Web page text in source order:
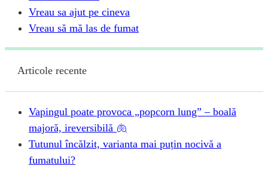
Vreau sa ajut pe cineva
Vreau să mă las de fumat
Articole recente
Vapingul poate provoca „popcorn lung” – boală
majoră, ireversibilă 🫁
Tutunul încălzit, varianta mai puțin nocivă a
fumatului?